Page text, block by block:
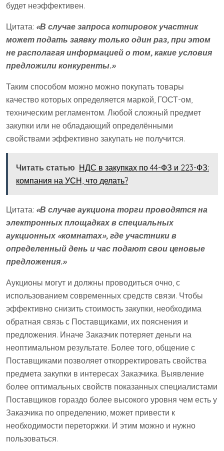
будет неэффективен.
Цитата: «В случае запроса котировок участник
может подать заявку только один раз, при этом
не располагая информацией о том, какие условия
предложили конкуренты.»
Таким способом можно можно покупать товары
качество которых определяется маркой, ГОСТ-ом,
техническим регламентом. Любой сложный предмет
закупки или не обладающий определёнными
свойствами эффективно закупать не получится.
Читать статью НДС в закупках по 44-ФЗ и 223-ФЗ:
компания на УСН, что делать?
Цитата: «В случае аукциона торги проводятся на
электронных площадках в специальных
аукционных «комнатах», где участники в
определенный день и час подают свои ценовые
предложения.»
Аукционы могут и должны проводиться очно, с
использованием современных средств связи. Чтобы
эффективно снизить стоимость закупки, необходима
обратная связь с Поставщиками, их пояснения и
предложения. Иначе Заказчик потеряет деньги на
неоптимальном результате. Более того, общение с
Поставщиками позволяет откорректировать свойства
предмета закупки в интересах Заказчика. Выявление
более оптимальных свойств показанных специалистами
Поставщиков гораздо более высокого уровня чем есть у
Заказчика по определению, может привести к
необходимости переторжки. И этим можно и нужно
пользоваться.